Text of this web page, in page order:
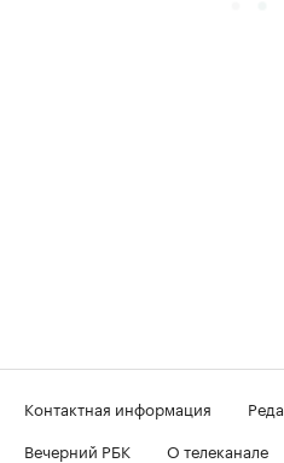
Контактная информация
Вечерний РБК
О телеканале